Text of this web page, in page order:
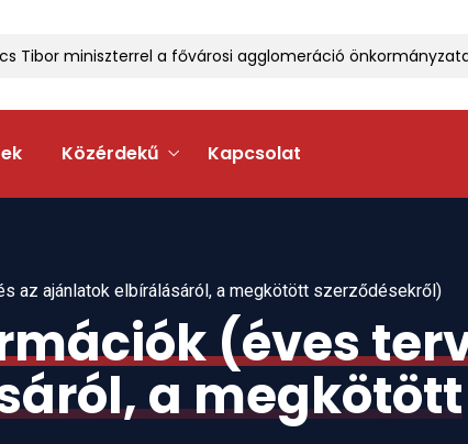
Tibor miniszterrel a fővárosi agglomeráció önkormányzatait
Közérdekű Kapcsolat
az ajánlatok elbírálásáról, a megkötött szerződésekről)
(éves
a megkötött